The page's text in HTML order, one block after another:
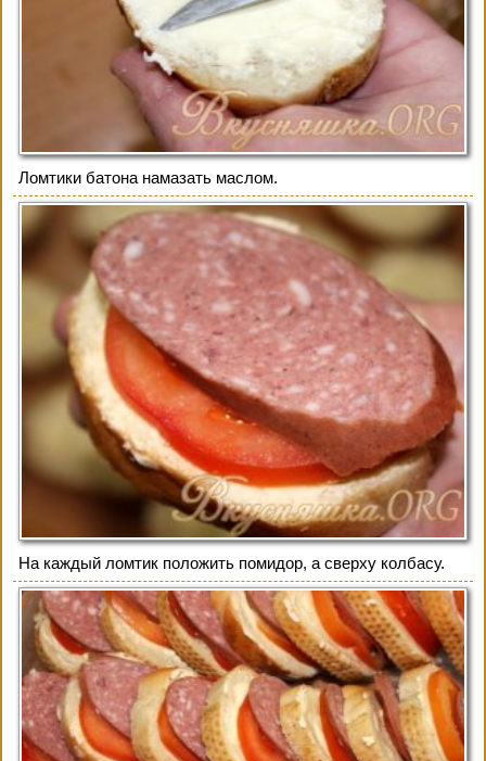
Ломтики батона намазать маслом.
На каждый ломтик положить помидор, а сверху колбасу.